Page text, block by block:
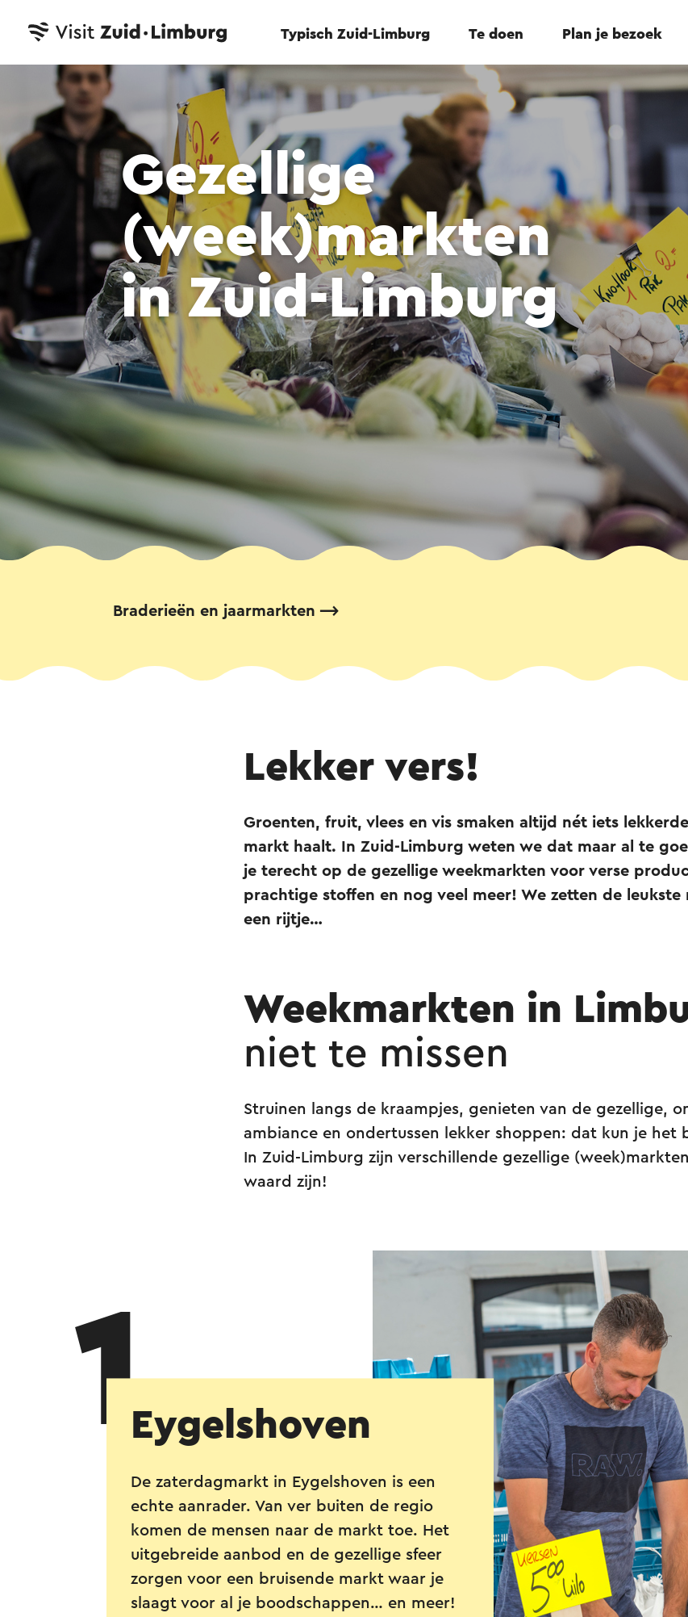
Typisch Zuid-Limburg Te doen Plan je bezoek
Braderieën en jaarmarkten
Gezellige
(week)markten
in Zuid-Limburg
Lekker vers!
Groenten, fruit, vlees en vis smaken altijd nét iets
markt haalt. In Zuid-Limburg weten we dat maar al te
je terecht op de gezellige weekmarkten voor verse
prachtige stoffen en nog veel meer! We zetten de
een rijtje…
Weekmarkten in
niet te missen
Struinen langs de kraampjes, genieten van de gezellige,
ambiance en ondertussen lekker shoppen: dat kun je het
In Zuid-Limburg zijn verschillende gezellige
waard zijn!
1Eygelshoven
De zaterdagmarkt in Eygelshoven is een
echte aanrader. Van ver buiten de regio
komen de mensen naar de markt toe. Het
uitgebreide aanbod en de gezellige sfeer
zorgen voor een bruisende markt waar je
slaagt voor al je boodschappen… en meer!